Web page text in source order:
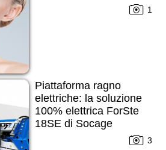
1
Piattaforma ragno
elettriche: la soluzione
100% elettrica ForSte
18SE di Socage
3